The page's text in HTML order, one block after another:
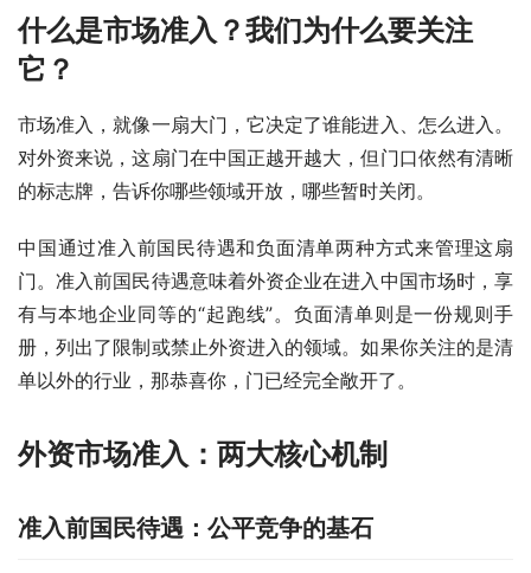
什么是市场准入？我们为什么要关注
它？
市场准入，就像一扇大门，它决定了谁能进入、怎么进入。
对外资来说，这扇门在中国正越开越大，但门口依然有清晰
的标志牌，告诉你哪些领域开放，哪些暂时关闭。
中国通过准入前国民待遇和负面清单两种方式来管理这扇
门。准入前国民待遇意味着外资企业在进入中国市场时，享
有与本地企业同等的“起跑线”。负面清单则是一份规则手
册，列出了限制或禁止外资进入的领域。如果你关注的是清
单以外的行业，那恭喜你，门已经完全敞开了。
外资市场准入：两大核心机制
准入前国民待遇：公平竞争的基石